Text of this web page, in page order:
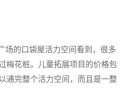
场的口袋屋活力空间看到，很多
梅花桩。儿童拓展项目的价格包
通完整个活力空间，而且是一整